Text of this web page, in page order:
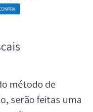
método de
serão feitas uma